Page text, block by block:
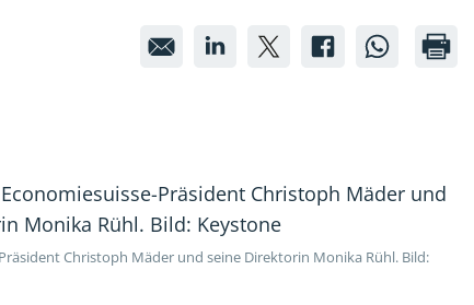
Befürworter
deren
Nutzen
hoch
Befürworter
deren
Nutzen
hoch
Befürworter
deren
Nutzen
hoch
deren
hoch
deren
hoch
Christoph Mäder und seine Direktorin Monika Rühl. Bild: